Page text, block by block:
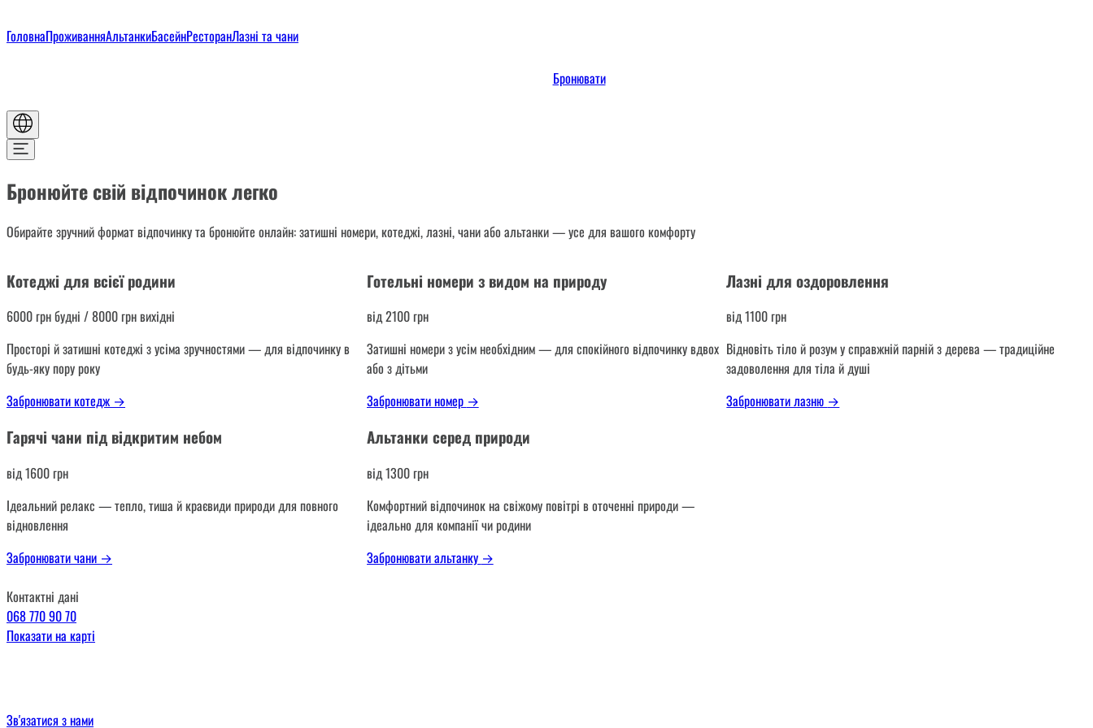
ГоловнаПроживанняАльтанкиБасейнРесторанЛазні та чани
Бронювати
Бронюйте свій відпочинок легко
Обирайте зручний формат відпочинку та бронюйте онлайн: затишні номери, котеджі, лазні, чани або альтанки — усе для вашого комфорту
Котеджі для всієї родини
6000 грн будні / 8000 грн вихідні
Просторі й затишні котеджі з усіма зручностями — для відпочинку в
будь-яку пору року
Забронювати котедж →
Готельні номери з видом на природу
від 2100 грн
Затишні номери з усім необхідним — для спокійного відпочинку вдвох
або з дітьми
Забронювати номер →
Лазні для оздоровлення
від 1100 грн
Відновіть тіло й розум у справжній парній з дерева — традиційне
задоволення для тіла й душі
Забронювати лазню →
Гарячі чани під відкритим небом
від 1600 грн
Ідеальний релакс — тепло, тиша й краєвиди природи для повного
відновлення
Забронювати чани →
Альтанки серед природи
від 1300 грн
Комфортний відпочинок на свіжому повітрі в оточенні природи —
ідеально для компанії чи родини
Забронювати альтанку →
Контактні дані
068 770 90 70
Показати на карті
Зв'язатися з нами